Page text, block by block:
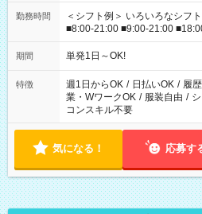
勤務時間
＜シフト例＞ いろいろなシフ
■8:00-21:00 ■9:00-21:00
期間 単発1日～OK!
特徴 週1日からOK / 日払いOK / 履
業・WワークOK / 服装自由 /
コンスキル不要
気になる！ 応募す